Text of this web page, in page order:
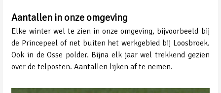
Aantallen in onze omgeving
Elke winter wel te zien in onze omgeving, bijvoorbeeld bij
de Princepeel of net buiten het werkgebied bij Loosbroek.
Ook in de Osse polder. Bijna elk jaar wel trekkend gezien
over de telposten. Aantallen lijken af te nemen.